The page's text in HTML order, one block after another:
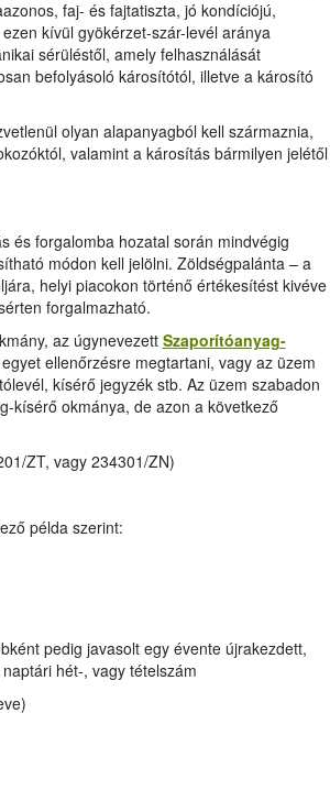
faj- és fajtatiszta, jó kondíciójú,
kívül gyökérzet-szár-levél aránya
sérüléstől, amely felhasználását
befolyásoló károsítótól, illetve a károsító
olyan alapanyagból kell származnia,
valamint a károsítás bármilyen jelétől
és forgalomba hozatal során mindvégig
módon kell jelölni. Zöldségpalánta – a
helyi piacokon történő értékesítést kivéve
forgalmazható.
az úgynevezett Szaporítóanyag-
ellenőrzésre megtartani, vagy az üzem
kísérő jegyzék stb. Az üzem szabadon
kísérő okmánya, de azon a következő
ZT, vagy 234301/ZN)
példa szerint:
pedig javasolt egy évente újrakezdett,
hét-, vagy tételszám